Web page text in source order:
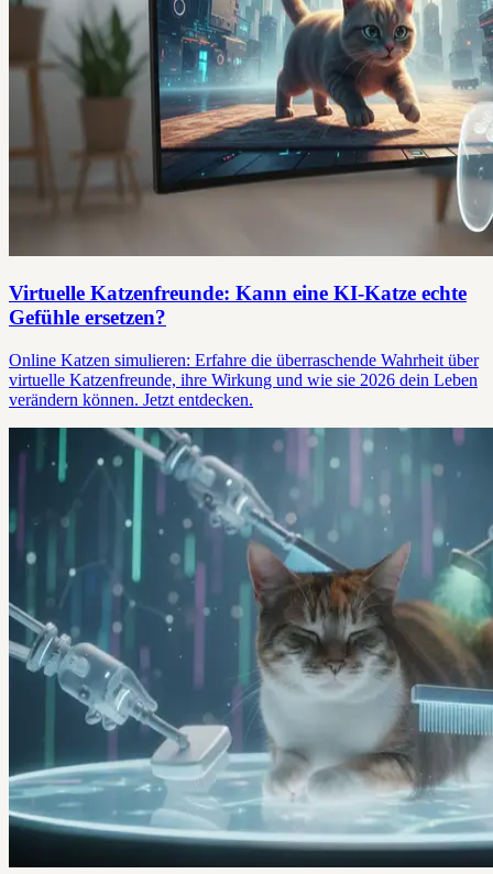
Virtuelle Katzenfreunde: Kann eine KI-Katze echte
Gefühle ersetzen?
Online Katzen simulieren: Erfahre die überraschende Wahrheit über
virtuelle Katzenfreunde, ihre Wirkung und wie sie 2026 dein Leben
verändern können. Jetzt entdecken.